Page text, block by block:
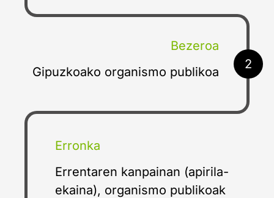
2
Bezeroa
Gipuzkoako organismo publikoa
Erronka
Errentaren kanpainan (apirila-
ekaina), organismo publikoak